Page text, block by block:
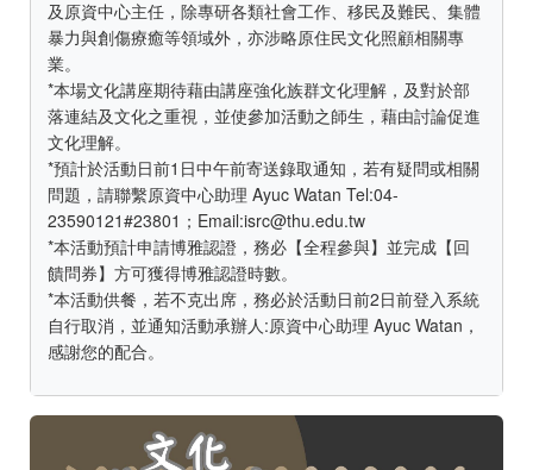
及原資中心主任，除專研各類社會工作、移民及難民、集體
暴力與創傷療癒等領域外，亦涉略原住民文化照顧相關專
業。
*本場文化講座期待藉由講座強化族群文化理解，及對於部
落連結及文化之重視，並使參加活動之師生，藉由討論促進
文化理解。
*預計於活動日前1日中午前寄送錄取通知，若有疑問或相關
問題，請聯繫原資中心助理 Ayuc Watan Tel:04-
23590121#23801；Email:isrc@thu.edu.tw
*本活動預計申請博雅認證，務必【全程參與】並完成【回
饋問券】方可獲得博雅認證時數。
*本活動供餐，若不克出席，務必於活動日前2日前登入系統
自行取消，並通知活動承辦人:原資中心助理 Ayuc Watan，
感謝您的配合。